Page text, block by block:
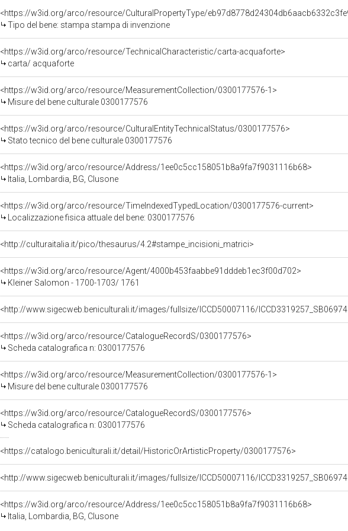
<https://w3id.org/arco/resource/CulturalPropertyType/
Tipo del bene: stampa stampa di invenzione
<https://w3id.org/arco/resource/TechnicalCharacteristic/carta-acquaforte>
carta/ acquaforte
<https://w3id.org/arco/resource/MeasurementCollection/0300177576-1>
Misure del bene culturale 0300177576
<https://w3id.org/arco/resource/CulturalEntityTechnicalStatus/0300177576>
Stato tecnico del bene culturale 0300177576
<https://w3id.org/arco/resource/Address/1ee0c5cc158051b8a9fa7f9031116b68>
Italia, Lombardia, BG, Clusone
<https://w3id.org/arco/resource/TimeIndexedTypedLocation/0300177576-current>
Localizzazione fisica attuale del bene: 0300177576
<http://culturaitalia.it/pico/thesaurus/4.2#stampe_incisioni_matrici>
<https://w3id.org/arco/resource/Agent/4000b453faabbe91dddeb1ec3f00d702>
Kleiner Salomon - 1700-1703/ 1761
<http://www.sigecweb.beniculturali.it/images/fullsize/ICCD50007116/
<https://w3id.org/arco/resource/CatalogueRecordS/0300177576>
Scheda catalografica n: 0300177576
<https://w3id.org/arco/resource/MeasurementCollection/0300177576-1>
Misure del bene culturale 0300177576
<https://w3id.org/arco/resource/CatalogueRecordS/0300177576>
Scheda catalografica n: 0300177576
<https://catalogo.beniculturali.it/detail/HistoricOrArtisticProperty/0300177576>
<http://www.sigecweb.beniculturali.it/images/fullsize/ICCD50007116/
<https://w3id.org/arco/resource/Address/1ee0c5cc158051b8a9fa7f9031116b68>
Italia, Lombardia, BG, Clusone